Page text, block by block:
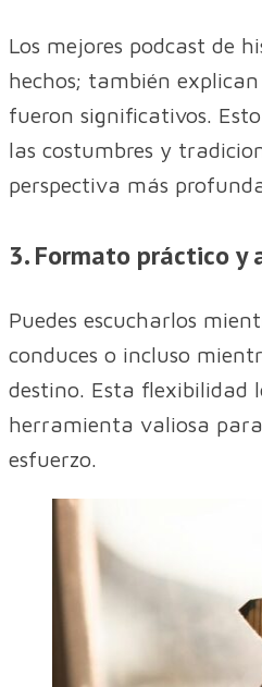
Los mejores podcast de
hechos; también
fueron significativos.
las costumbres y
perspectiva más
3. Formato práctico y
Puedes escucharlos
conduces o incluso
destino. Esta flexibilidad
herramienta valiosa
esfuerzo.